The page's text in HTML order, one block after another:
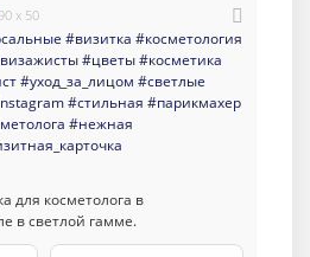
x 50
#визитка #косметология
#цветы#косметика
#уход_за_лицом #светлые
#стильная #парикмахер
#нежная